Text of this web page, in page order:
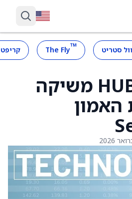
וול סטריט ™
The Fly
HUB Security משיקה